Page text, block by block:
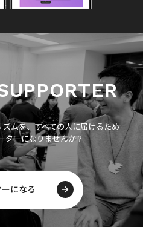
ムを、すべての人に届けるため
ターになりませんか？
になる